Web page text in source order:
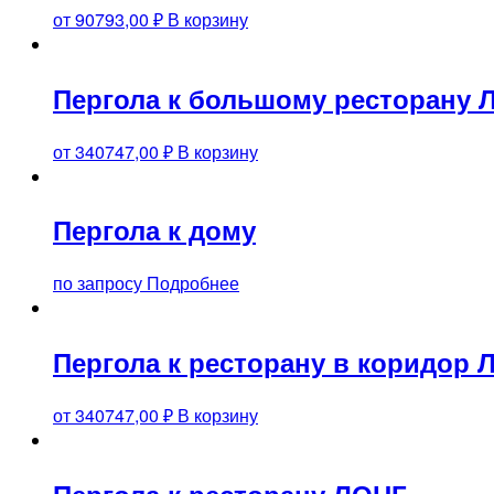
от90793,00 ₽ В корзину
Пергола к большому ресторану
от340747,00 ₽ В корзину
Пергола к дому
по запросу Подробнее
Пергола к ресторану в коридор
от340747,00 ₽ В корзину